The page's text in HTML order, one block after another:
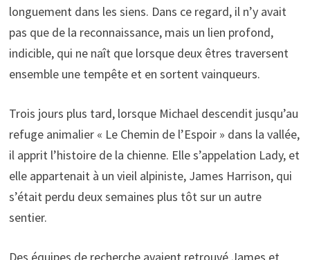
longuement dans les siens. Dans ce regard, il n’y avait
pas que de la reconnaissance, mais un lien profond,
indicible, qui ne naît que lorsque deux êtres traversent
ensemble une tempête et en sortent vainqueurs.
Trois jours plus tard, lorsque Michael descendit jusqu’au
refuge animalier « Le Chemin de l’Espoir » dans la vallée,
il apprit l’histoire de la chienne. Elle s’appelation Lady, et
elle appartenait à un vieil alpiniste, James Harrison, qui
s’était perdu deux semaines plus tôt sur un autre
sentier.